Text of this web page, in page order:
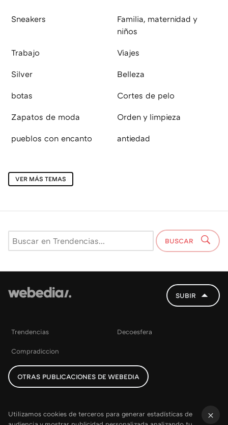
Sneakers
Familia, maternidad y
niños
Trabajo Viajes
Silver Belleza
botas Cortes de pelo
Zapatos de moda Orden y limpieza
pueblos con encanto antiedad
VER MÁS TEMAS
BUSCAR
SUBIR
Trendencias Decoesfera
Compradiccion
OTRAS PUBLICACIONES DE WEBEDIA
Utilizamos cookies de terceros para generar estadísticas de